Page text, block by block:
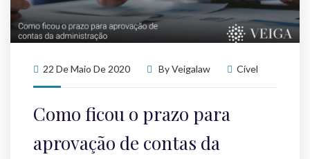
22 De Maio De 2020 ByVeigalaw Cível
Como ficou o prazo para
aprovação de contas da